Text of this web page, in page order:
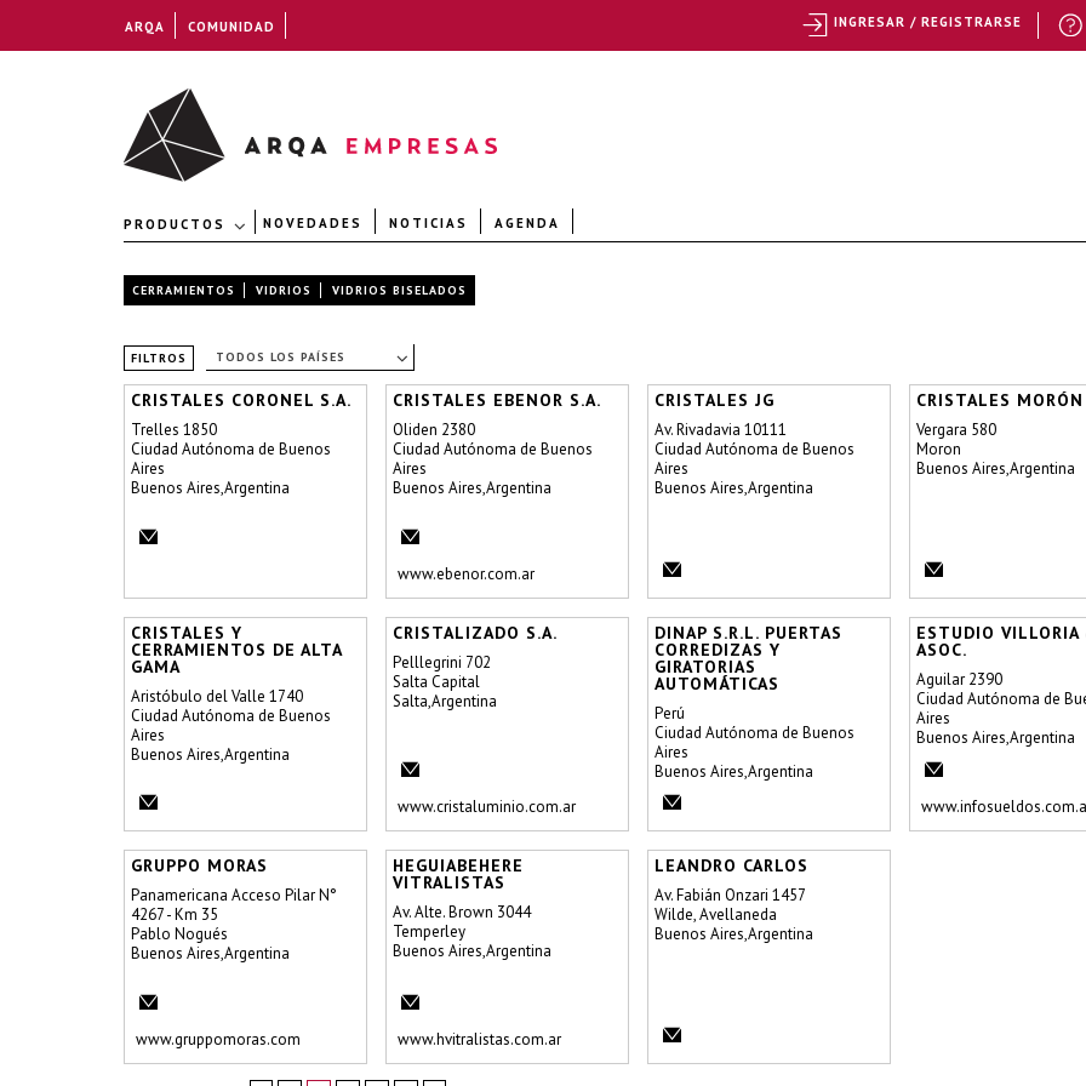
PRODUCTOS NOVEDADES NOTICIAS AGENDA
CERRAMIENTOS VIDRIOS VIDRIOS BISELADOS
FILTROS TODOS LOS PAÍSES
CRISTALES CORONEL S.A.
Trelles 1850
Ciudad Autónoma de Buenos
Aires
Buenos Aires,Argentina
CRISTALES EBENOR S.A.
Oliden 2380
Ciudad Autónoma de Buenos
Aires
Buenos Aires,Argentina
www.ebenor.com.ar
CRISTALES JG
Av. Rivadavia 10111
Ciudad Autónoma de Buenos
Aires
Buenos Aires,Argentina
CRISTALES MORÓN
Vergara 580
Moron
Buenos Aires,Argentina
CRISTALES Y
CERRAMIENTOS DE ALTA
GAMA
Aristóbulo del Valle 1740
Ciudad Autónoma de Buenos
Aires
Buenos Aires,Argentina
CRISTALIZADO S.A.
Pelllegrini 702
Salta Capital
Salta,Argentina
www.cristaluminio.com.ar
DINAP S.R.L. PUERTAS
CORREDIZAS Y
GIRATORIAS
AUTOMÁTICAS
Perú
Ciudad Autónoma de Buenos
Aires
Buenos Aires,Argentina
ESTUDIO VILLORIA
ASOC.
Aguilar 2390
Ciudad Autónoma de
Aires
Buenos Aires,Argentina
GRUPPO MORAS
Panamericana Acceso Pilar N°
4267 - Km 35
Pablo Nogués
Buenos Aires,Argentina
www.gruppomoras.com
HEGUIABEHERE
VITRALISTAS
Av. Alte. Brown 3044
Temperley
Buenos Aires,Argentina
www.hvitralistas.com.ar
LEANDRO CARLOS
Av. Fabián Onzari 1457
Wilde, Avellaneda
Buenos Aires,Argentina
ARQA COMUNIDAD INGRESAR / REGISTRARSE